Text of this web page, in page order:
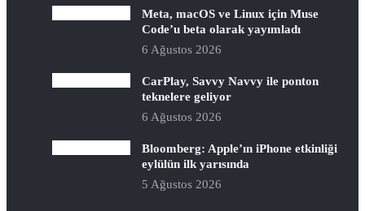
Meta, macOS ve Linux için Muse
Code’u beta olarak yayımladı
6 Ağustos 2026
CarPlay, Savvy Navvy ile ponton
teknelere geliyor
6 Ağustos 2026
Bloomberg: Apple’ın iPhone etkinliği
eylülün ilk yarısında
5 Ağustos 2026